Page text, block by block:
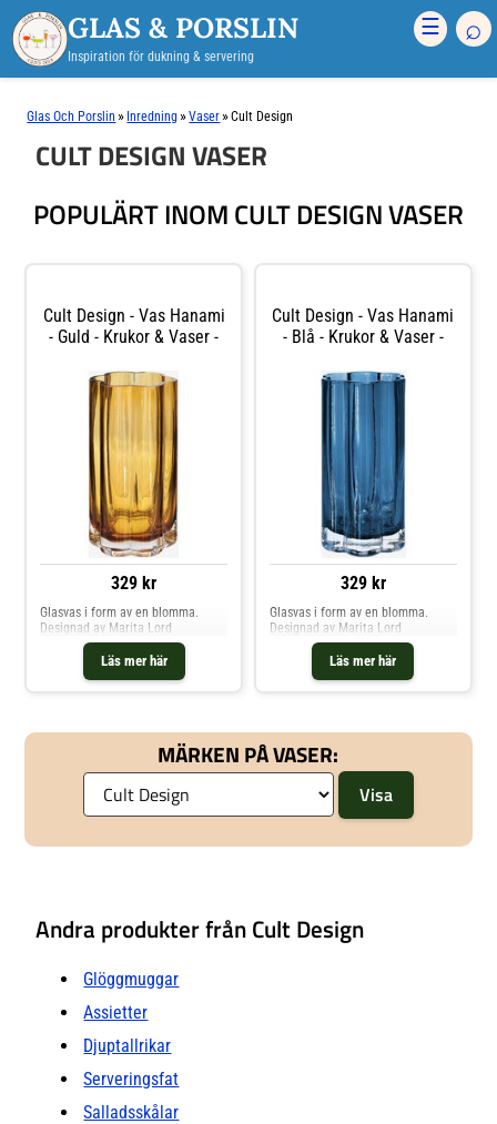
GLAS & PORSLIN
Inspiration för dukning & servering
☰ ⌕
Glas Och Porslin » Inredning »Vaser »Cult Design
CULT DESIGN VASER
POPULÄRT INOM CULT DESIGN VASER
Cult Design - Vas Hanami
- Guld - Krukor & Vaser -
329 kr
Läs mer här
Glasvas i form av en blomma.
Designad av Marita Lord
Cult Design - Vas Hanami
- Blå - Krukor & Vaser -
329 kr
Läs mer här
Glasvas i form av en blomma.
Designad av Marita Lord
MÄRKEN PÅ VASER:
Andra produkter från Cult Design
Glöggmuggar
Assietter
Djuptallrikar
Serveringsfat
Salladsskålar